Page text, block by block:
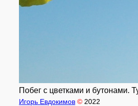
Побег с цветками и бутонами.
Игорь Евдокимов © 2022